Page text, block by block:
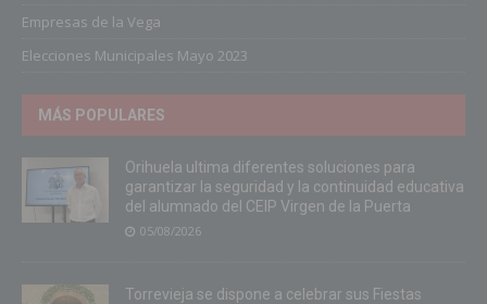
Empresas de la Vega
Elecciones Municipales Mayo 2023
MÁS POPULARES
Orihuela ultima diferentes soluciones para
garantizar la seguridad y la continuidad educativa
del alumnado del CEIP Virgen de la Puerta
05/08/2026
Torrevieja se dispone a celebrar sus Fiestas